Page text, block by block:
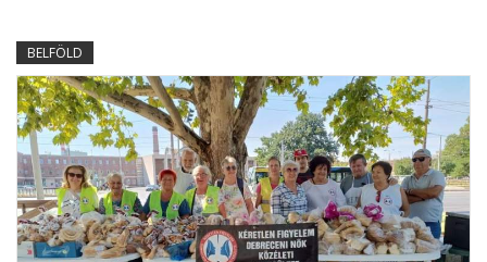
BELFÖLD